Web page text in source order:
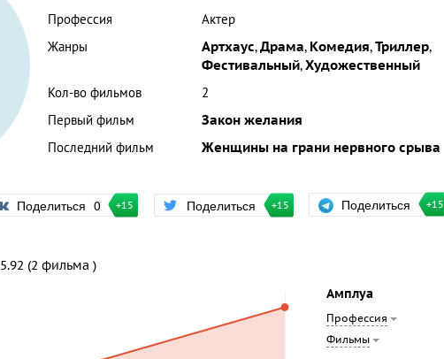
Профессия
Актер
Жанры
Артхаус,Драма, Комедия,Триллер,
Фестивальный,Художественный
Кол-во фильмов
2
Первый фильм
Закон желания
Последний фильм
Женщины на грани нервного срыва
Поделиться 0 +15 Поделиться +15 Поделиться +15
5.92 (2 фильма )
Амплуа
Профессия
Фильмы